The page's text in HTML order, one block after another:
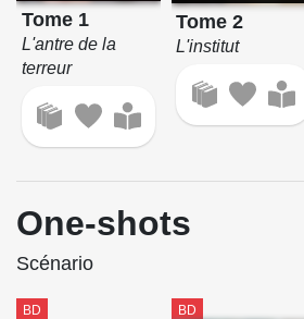
Tome 1
L'antre de la
terreur
Tome 2
L'institut
One-shots
Scénario
BD BD